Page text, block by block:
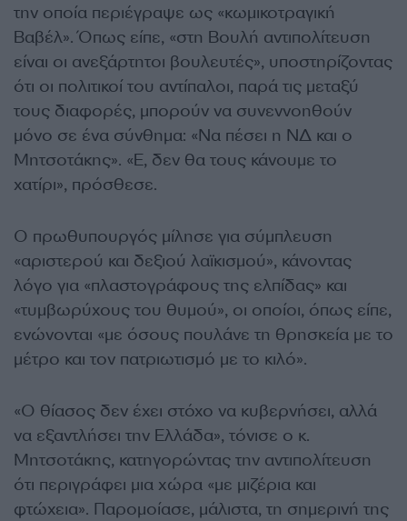
την οποία περιέγραψε ως «κωμικοτραγική
Βαβέλ». Όπως είπε, «στη Βουλή αντιπολίτευση
είναι οι ανεξάρτητοι βουλευτές», υποστηρίζοντας
ότι οι πολιτικοί του αντίπαλοι, παρά τις μεταξύ
τους διαφορές, μπορούν να συνεννοηθούν
μόνο σε ένα σύνθημα: «Να πέσει η ΝΔ και ο
Μητσοτάκης». «Ε, δεν θα τους κάνουμε το
χατίρι», πρόσθεσε.
Ο πρωθυπουργός μίλησε για σύμπλευση
«αριστερού και δεξιού λαϊκισμού», κάνοντας
λόγο για «πλαστογράφους της ελπίδας» και
«τυμβωρύχους του θυμού», οι οποίοι, όπως είπε,
ενώνονται «με όσους πουλάνε τη θρησκεία με το
μέτρο και τον πατριωτισμό με το κιλό».
«Ο θίασος δεν έχει στόχο να κυβερνήσει, αλλά
να εξαντλήσει την Ελλάδα», τόνισε ο κ.
Μητσοτάκης, κατηγορώντας την αντιπολίτευση
ότι περιγράφει μια χώρα «με μιζέρια και
φτώχεια». Παρομοίασε, μάλιστα, τη σημερινή της